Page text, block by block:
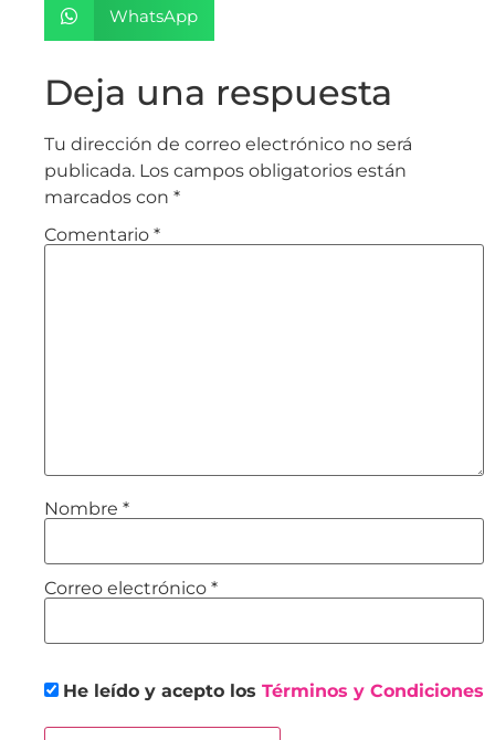
WhatsApp
Deja una respuesta
Tu dirección de correo electrónico no será
publicada. Los campos obligatorios están
marcados con *
Comentario *
Nombre *
Correo electrónico *
He leído y acepto los Términos y Condiciones